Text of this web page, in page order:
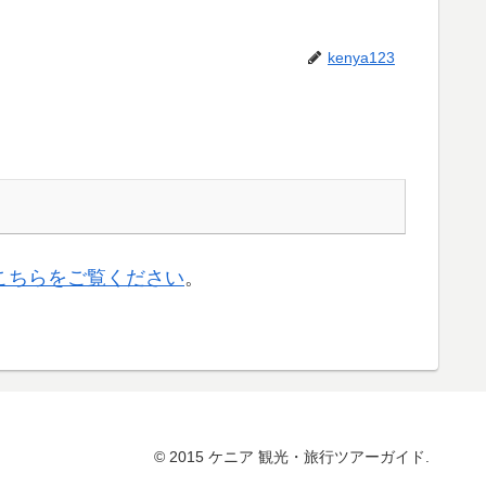
kenya123
ちらをご覧ください。
© 2015 ケニア 観光・旅行ツアーガイド.